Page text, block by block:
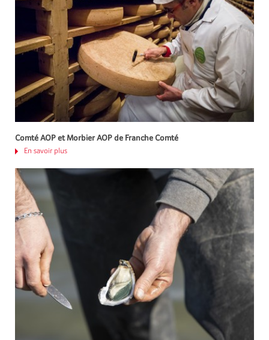
Comté AOP et Morbier AOP de Franche Comté
En savoir plus